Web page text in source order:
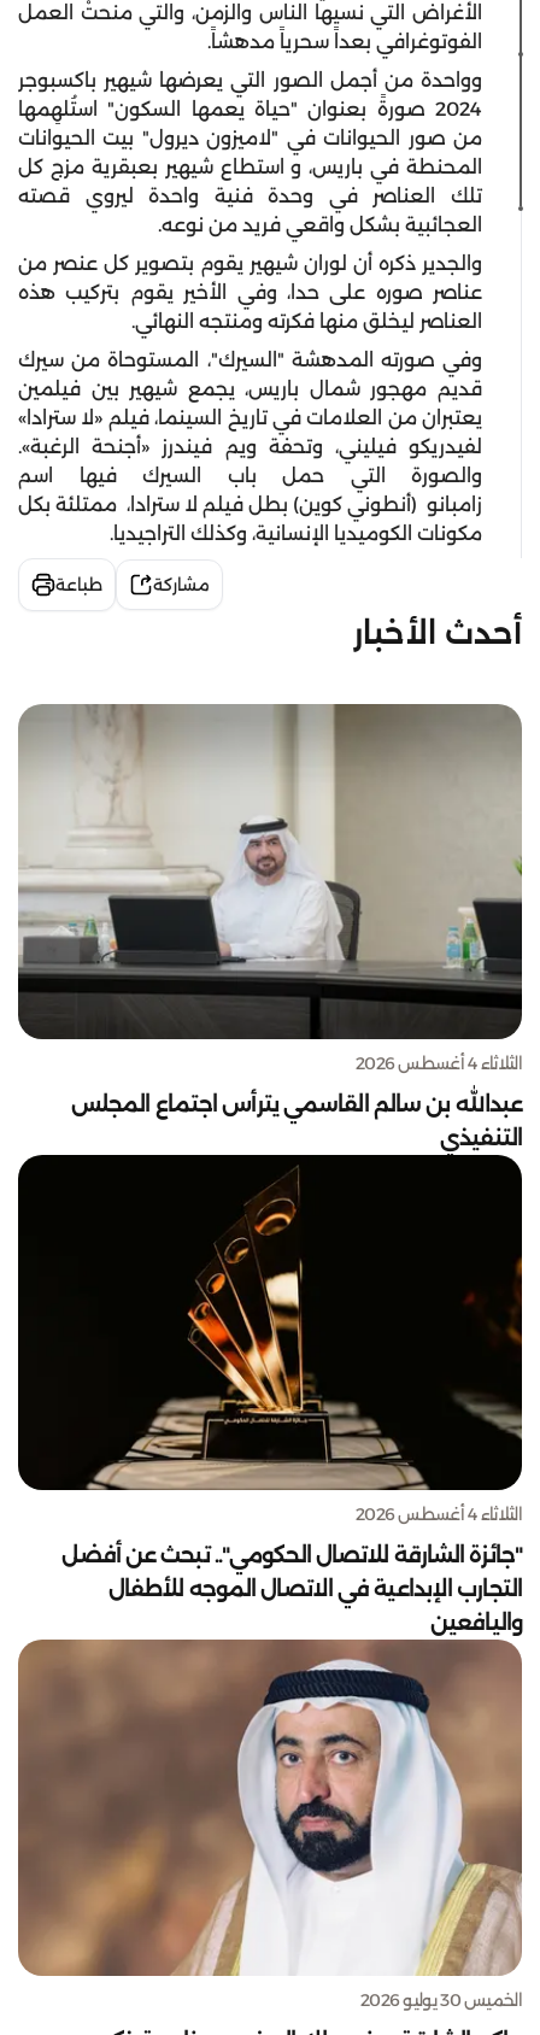
الأغراض التي نسيها الناس والزمن، والتي منحتْ العمل
الفوتوغرافي بعداً سحرياً مدهشاً.
وواحدة من أجمل الصور التي يعرضها شيهير باكسبوجر
2024 صورةً بعنوان "حياة يعمها السكون" استُلهِمها
من صور الحيوانات في "لاميزون ديرول" بيت الحيوانات
المحنطة في باريس، و استطاع شيهير بعبقرية مزج كل
تلك العناصر في وحدة فنية واحدة ليروي قصته
العجائبية بشكل واقعي فريد من نوعه.
والجدير ذكره أن لوران شيهير يقوم بتصوير كل عنصر من
عناصر صوره على حدا، وفي الأخير يقوم بتركيب هذه
العناصر ليخلق منها فكرته ومنتجه النهائي.
وفي صورته المدهشة "السيرك"، المستوحاة من سيرك
قديم مهجور شمال باريس، يجمع شيهير بين فيلمين
يعتبران من العلامات في تاريخ السينما، فيلم «لا سترادا»
لفيدريكو فيليني، وتحفة ويم فيندرز «أجنحة الرغبة».
والصورة التي حمل باب السيرك فيها اسم
زامبانو (أنطوني كوين) بطل فيلم لا سترادا، ممتلئة بكل
مكونات الكوميديا الإنسانية، وكذلك التراجيديا.
مشاركة طباعة
أحدث الأخبار
الثلاثاء 4 أغسطس 2026
عبدالله بن سالم القاسمي يترأس اجتماع المجلس
التنفيذي
الثلاثاء 4 أغسطس 2026
"جائزة الشارقة للاتصال الحكومي".. تبحث عن أفضل
التجارب الإبداعية في الاتصال الموجه للأطفال
واليافعين
الخميس 30 يوليو 2026